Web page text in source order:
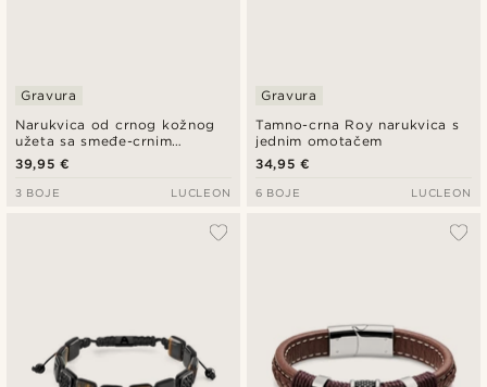
Narukvica od crnog kožnog
užeta sa smeđe-crnim
detaljima
Gravura
39,95 €
3 BOJE LUCLEON
Tamno-crna Roy narukvica s
jednim omotačem
Gravura
34,95 €
6 BOJE LUCLEON